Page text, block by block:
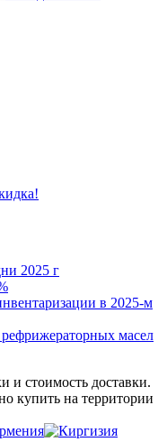
2025 г
в 2025-м
масел
и стоимость доставки.
купить на территории